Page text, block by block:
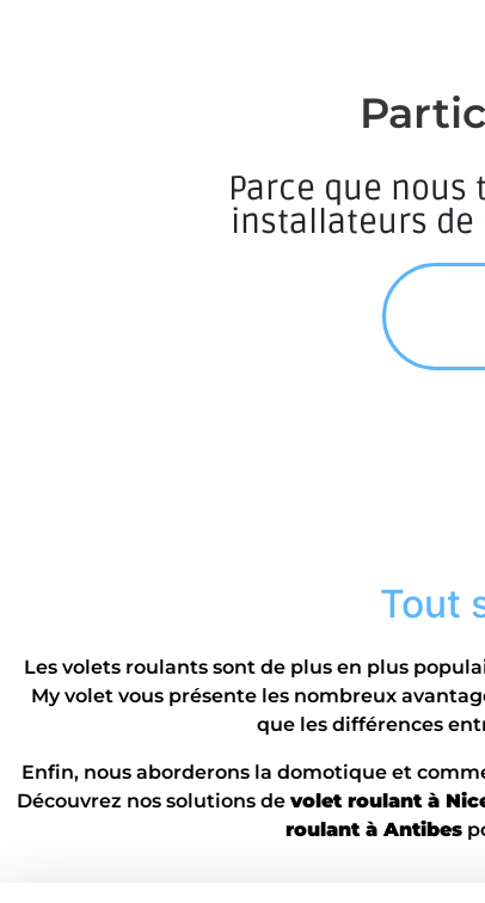
Parce que
installateurs de
Tout
Les volets roulants sont de plus en plus
My volet vous présente les nombreux
que les différences
Enfin, nous aborderons la domotique et
Découvrez nos solutions devolet roulant à
roulant à Antibes